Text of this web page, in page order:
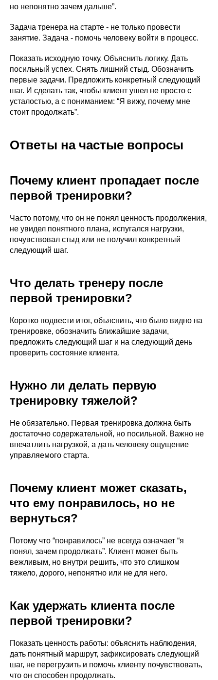
но непонятно зачем дальше”.
Задача тренера на старте - не только провести
занятие. Задача - помочь человеку войти в процесс.
Показать исходную точку. Объяснить логику. Дать
посильный успех. Снять лишний стыд. Обозначить
первые задачи. Предложить конкретный следующий
шаг. И сделать так, чтобы клиент ушел не просто с
усталостью, а с пониманием: “Я вижу, почему мне
стоит продолжать”.
Ответы на частые вопросы
Почему клиент пропадает после
первой тренировки?
Часто потому, что он не понял ценность продолжения,
не увидел понятного плана, испугался нагрузки,
почувствовал стыд или не получил конкретный
следующий шаг.
Что делать тренеру после
первой тренировки?
Коротко подвести итог, объяснить, что было видно на
тренировке, обозначить ближайшие задачи,
предложить следующий шаг и на следующий день
проверить состояние клиента.
Нужно ли делать первую
тренировку тяжелой?
Не обязательно. Первая тренировка должна быть
достаточно содержательной, но посильной. Важно не
впечатлить нагрузкой, а дать человеку ощущение
управляемого старта.
Почему клиент может сказать,
что ему понравилось, но не
вернуться?
Потому что “понравилось” не всегда означает “я
понял, зачем продолжать”. Клиент может быть
вежливым, но внутри решить, что это слишком
тяжело, дорого, непонятно или не для него.
Как удержать клиента после
первой тренировки?
Показать ценность работы: объяснить наблюдения,
дать понятный маршрут, зафиксировать следующий
шаг, не перегрузить и помочь клиенту почувствовать,
что он способен продолжать.
Тренировки с беременными
тренеров по работе до, во время и
после беременности.
Удостоверение • 2 месяца
Быстрые решения для
работы
сегодня — примените завтра.
Работа с осанкой
Дмитрий Горковский.
Подробнее о программе →
Дмитрий Горковский.
Подробнее о программе →
Александр Мироненко.
Подробнее о программе →
Оформить • 2 999 ₽
Оформить • 2 999 ₽